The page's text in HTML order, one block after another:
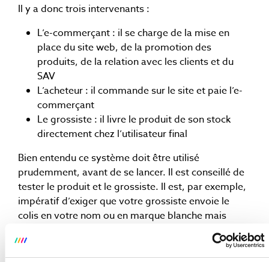
Il y a donc trois intervenants :
L’e-commerçant : il se charge de la mise en
place du site web, de la promotion des
produits, de la relation avec les clients et du
SAV
L’acheteur : il commande sur le site et paie l’e-
commerçant
Le grossiste : il livre le produit de son stock
directement chez l’utilisateur final
Bien entendu ce système doit être utilisé
prudemment, avant de se lancer. Il est conseillé de
tester le produit et le grossiste. Il est, par exemple,
impératif d’exiger que votre grossiste envoie le
colis en votre nom ou en marque blanche mais
Votre réputation dépend de la qualité du produit qui